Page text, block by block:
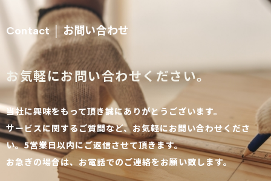
Contact │ お問い合わせ
お気軽にお問い合わせください。
当社に興味をもって頂き誠にありがとうございます。
サービスに関するご質問など、お気軽にお問い合わせくださ
い。5営業日以内にご返信させて頂きます。
お急ぎの場合は、お電話でのご連絡をお願い致します。